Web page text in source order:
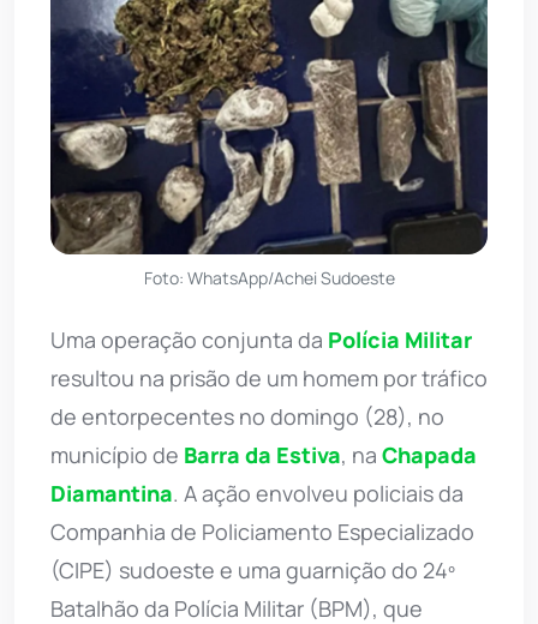
Foto: WhatsApp/Achei Sudoeste
Uma operação conjunta da Polícia Militar
resultou na prisão de um homem por tráfico
de entorpecentes no domingo (28), no
município de Barra da Estiva, na Chapada
Diamantina. A ação envolveu policiais da
Companhia de Policiamento Especializado
(CIPE) sudoeste e uma guarnição do 24º
Batalhão da Polícia Militar (BPM), que